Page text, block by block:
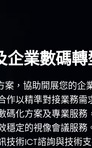
企業數碼
案，協助開展您的企
作以精準對接業務需
碼化方案及專業服
穩定的視像會議服
技術ICT諮詢與技術